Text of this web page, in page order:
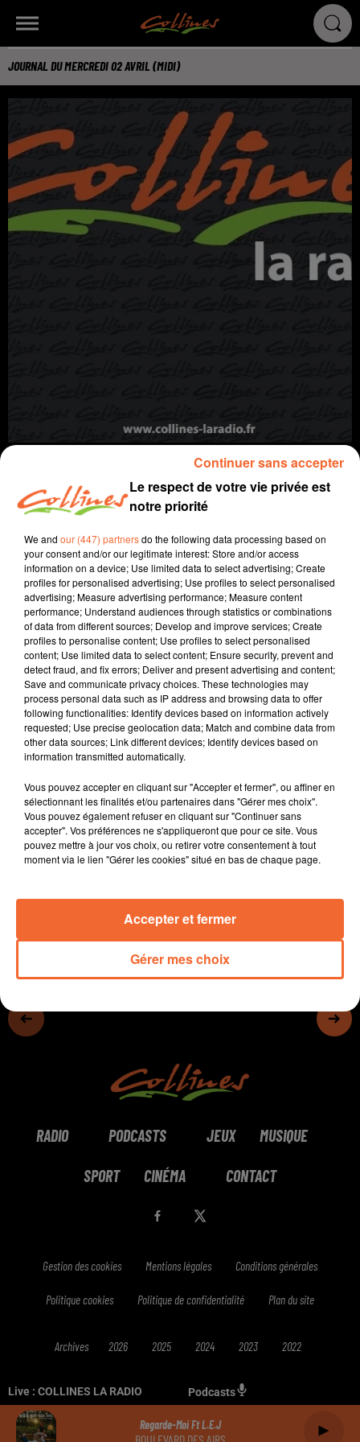
Live : COLLINES LA RADIO Podcasts
Regarde-Moi Ft L.e.j
BOULEVARD DES AIRS
JOURNAL DU MERCREDI 02 AVRIL (MIDI)
2 avril 2025 - 11 min 56 sec
JOURNAL DU MERCREDI 02 AVRIL (MIDI)
Fabien Gazeau
L'info près de chez vous
Présenté par Fabien Gazeau
- Cholet basket à une marche de la finale de la
Fibaeurocup
- Les dernières évolutions dans le dossier Chamois
- La ville de Cerizay victime d'une arnaque à
- Mauléon recevait ce mardi la réunion de la zone
Nouvelle Aquitaine des Villages Etapes
- Un concert exceptionnel pour les 20 ans du Rallye de
Saint Varent ce vendredi
RADIO PODCASTS JEUX MUSIQUE
SPORT CINÉMA CONTACT
Gestion des cookies Mentions légales Conditions générales
Politique cookies Politique de confidentialité Plan du site
Archives 2026 2025 2024 2023 2022
Le respect de votre vie privée est
notre priorité
We and our (447) partnersdo the following data processing based on
your consent and/or our legitimate interest: Store and/or access
information on a device; Use limited data to select advertising; Create
profiles for personalised advertising; Use profiles to select personalised
advertising; Measure advertising performance; Measure content
performance; Understand audiences through statistics or combinations
of data from different sources; Develop and improve services; Create
profiles to personalise content; Use profiles to select personalised
content; Use limited data to select content; Ensure security, prevent and
detect fraud, and fix errors; Deliver and present advertising and content;
Save and communicate privacy choices. These technologies may
process personal data such as IP address and browsing data to offer
following functionalities: Identify devices based on information actively
requested; Use precise geolocation data; Match and combine data from
other data sources; Link different devices; Identify devices based on
information transmitted automatically.
Vous pouvez accepter en cliquant sur "Accepter et fermer", ou affiner en
sélectionnant les finalités et/ou partenaires dans "Gérer mes choix".
Vous pouvez également refuser en cliquant sur "Continuer sans
accepter". Vos préférences ne s'appliqueront que pour ce site. Vous
pouvez mettre à jour vos choix, ou retirer votre consentement à tout
moment via le lien "Gérer les cookies" situé en bas de chaque page.
Gérer mes choix
Accepter et fermer
Continuer sans accepter